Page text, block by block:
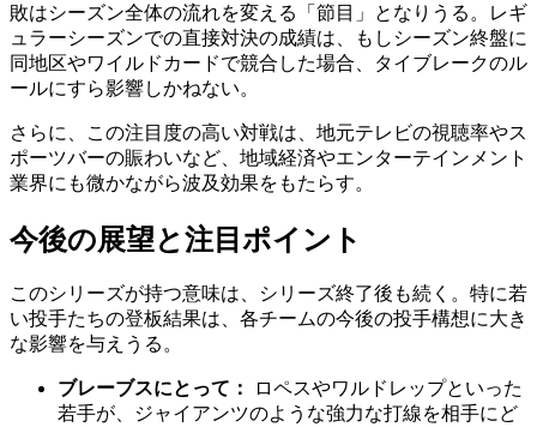
敗はシーズン全体の流れを変える「節目」となりうる。レギ
ュラーシーズンでの直接対決の成績は、もしシーズン終盤に
同地区やワイルドカードで競合した場合、タイブレークのル
ールにすら影響しかねない。
さらに、この注目度の高い対戦は、地元テレビの視聴率やス
ポーツバーの賑わいなど、地域経済やエンターテインメント
業界にも微かながら波及効果をもたらす。
今後の展望と注目ポイント
このシリーズが持つ意味は、シリーズ終了後も続く。特に若
い投手たちの登板結果は、各チームの今後の投手構想に大き
な影響を与えうる。
ブレーブスにとって：
ロペスやワルドレップといった
若手が、ジャイアンツのような強力な打線を相手にど